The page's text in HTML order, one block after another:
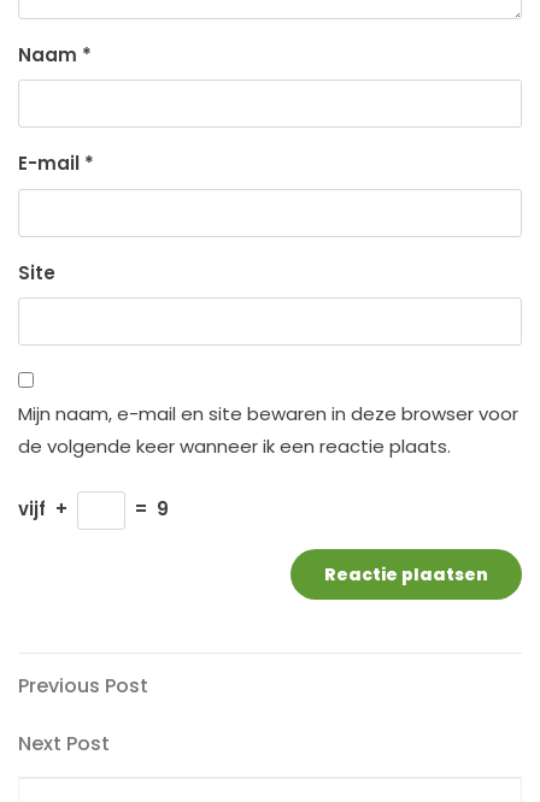
Naam *
E-mail *
Site
Mijn naam, e-mail en site bewaren in deze browser voor
de volgende keer wanneer ik een reactie plaats.
vijf + = 9
Berichtnavigatie
Previous
Previous Post
Next
Next Post